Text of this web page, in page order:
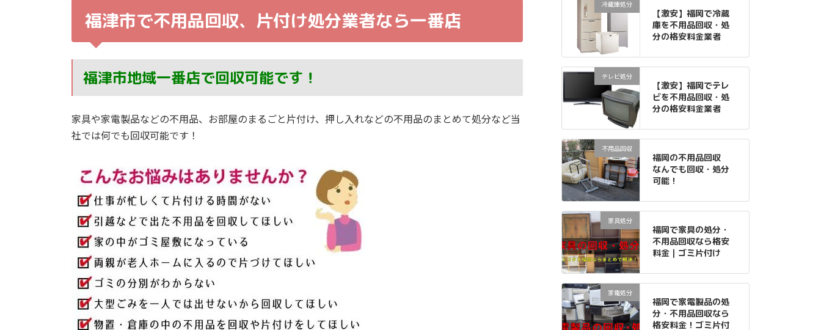
福津市で不用品回収、片付け処分業者なら一番店
福津市地域一番店で回収可能です！
家具や家電製品などの不用品、お部屋のまるごと片付け、押し入れなどの不用品のまとめて処分など当
社では何でも回収可能です！
冷蔵庫処分
【激安】福岡で冷蔵
庫を不用品回収・処
分の格安料金業者
テレビ処分
【激安】福岡でテレ
ビを不用品回収・処
分の格安料金業者
不用品回収
福岡の不用品回収
なんでも回収・処分
可能！
家具処分
福岡で家具の処分・
不用品回収なら格安
料金｜ゴミ片付け
家電処分
福岡で家電製品の処
分・不用品回収なら
格安料金！ゴミ片付